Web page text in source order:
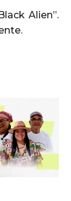
Alien”.